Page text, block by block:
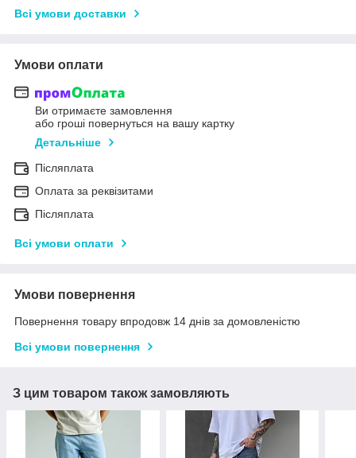
Всі умови доставки
Умови оплати
Ви отримаєте замовлення
або гроші повернуться на вашу картку
Детальніше
Післяплата
Оплата за реквізитами
Післяплата
Всі умови оплати
Умови повернення
Повернення товару впродовж 14 днів за домовленістю
Всі умови повернення
З цим товаром також замовляють